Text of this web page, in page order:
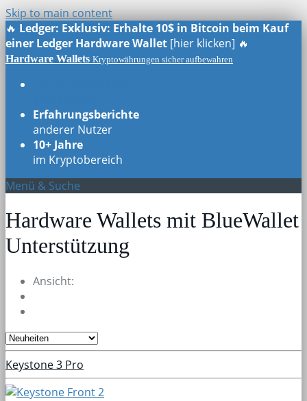
Skip to main content
🔥 Ledger: Exklusiv: Erhalte 10$ in Bitcoin beim Kauf
einer Ledger Hardware Wallet [hier klicken] 🔥
Hardware Wallets Kryptowährungen sicher aufbewahren
Erfahrungsberichte
anderer Nutzer
10+ Jahre
im Kryptobereich
Menü & Suche
Hardware Wallets mit BlueWallet
Unterstützung
Ansicht:
Keystone 3 Pro